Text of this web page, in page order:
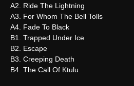
А2. Ride The Lightning
А3. For Whom The Bell Tolls
А4. Fade To Black
В1. Trapped Under Ice
В2. Escape
В3. Creeping Death
В4. The Call Of Ktulu